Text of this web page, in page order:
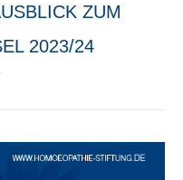
ZUM
2023/24